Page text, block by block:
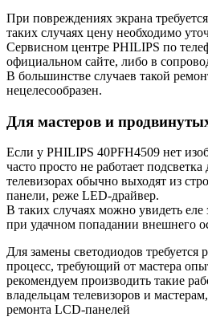
При повреждениях экрана
таких случаях цену необходимо
Сервисном центре PHILIPS по
официальном сайте, либо в
В большинстве случаев такой
нецелесообразен.
Для мастеров и
Если у PHILIPS 40PFH4509 нет
часто просто не работает
телевизорах обычно выходят из
панели, реже LED-драйвер.
В таких случаях можно увидеть еле
при удачном попадании внешнего
Для замены светодиодов требуется
процесс, требующий от мастера
рекомендуем производить такие
владельцам телевизоров и
ремонта LCD-панелей